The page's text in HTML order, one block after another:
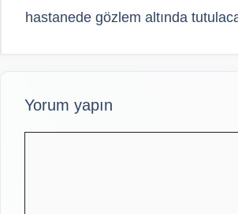
hastanede gözlem altında
Yorum yapın